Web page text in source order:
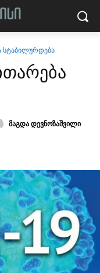
სტაბილურდება
მაგდა დევნოზაშვილი